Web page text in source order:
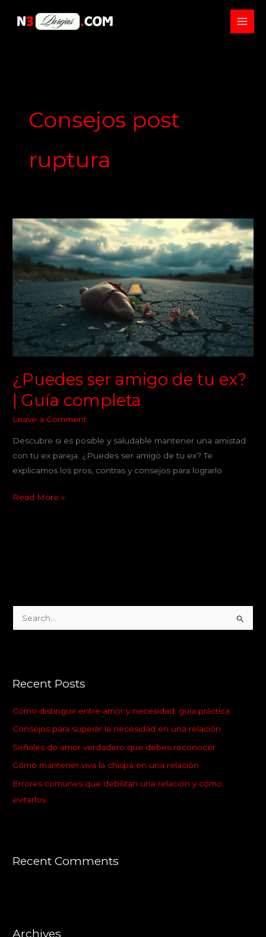
Consejos post
ruptura
¿Puedes ser amigo de tu ex?
| Guía completa
Leave a Comment
Descubre si es posible y saludable mantener una amistad
con tu ex pareja. ¿Puedes ser amigo de tu ex? Te
explicamos los pros, contras y consejos para lograrlo
¿Puedes
ser
amigo
de
tu
ex?
Guía
completa
Read More »
c
f
o
r
:
Recent Posts
Cómo distinguir entre amor y necesidad: guía práctica
Consejos para superar la necesidad en una relación
Señales de amor verdadero que debes reconocer
Cómo mantener viva la chispa en una relación
Errores comunes que debilitan una relación y cómo
evitarlos
Recent Comments
Archives